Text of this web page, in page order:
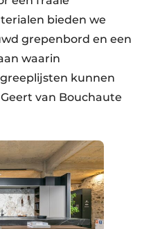
bieden we
grepenbord en een
waarin
kunnen
van Bouchaute